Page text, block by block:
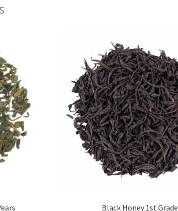
Black Honey 1st Grade